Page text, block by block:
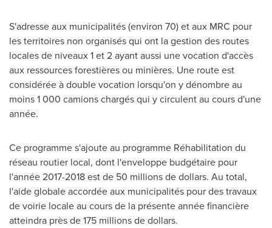
S'adresse aux municipalités (environ 70) et aux MRC pour
les territoires non organisés qui ont la gestion des routes
locales de niveaux 1 et 2 ayant aussi une vocation d'accès
aux ressources forestières ou minières. Une route est
considérée à double vocation lorsqu'on y dénombre au
moins 1 000 camions chargés qui y circulent au cours d'une
année.
Ce programme s'ajoute au programme Réhabilitation du
réseau routier local, dont l'enveloppe budgétaire pour
l'année 2017-2018 est de 50 millions de dollars. Au total,
l'aide globale accordée aux municipalités pour des travaux
de voirie locale au cours de la présente année financière
atteindra près de 175 millions de dollars.